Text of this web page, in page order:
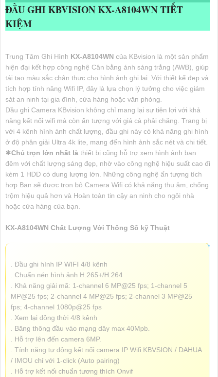
ĐẦU GHI KBVISIONKX-A8104WNTIẾT
KIỆM
Trung Tâm Ghi Hình KX-A8104WN của KBvision là một sản phẩm
hiện đại kết hợp công nghệ Cân bằng ánh sáng trắng (AWB), giúp
tái tạo màu sắc chân thực cho hình ảnh ghi lại. Với thiết kế đẹp và
tích hợp tính năng Wifi IP, đây là lựa chọn lý tưởng cho việc giám
sát an ninh tại gia đình, cửa hàng hoặc văn phòng.
Dầu ghi Camera KBvision không chỉ mang lại sự tiện lợi với khả
năng kết nối wifi mà còn ấn tượng với giá cả phải chăng. Trang bị
với 4 kênh hình ảnh chất lượng, đầu ghi này có khả năng ghi hình
ở độ phân giải Ultra 4k lite, mang đến hình ảnh sắc nét và chi tiết.
✱Chú trọn lớn nhất là thiết bị cũng hỗ trợ xem hình ảnh ban
đêm với chất lượng sáng đẹp, nhờ vào công nghệ hiệu suất cao đi
kèm 1 HDD có dung lượng lớn. Những công nghệ ấn tượng tích
hợp Bạn sẽ được trọn bộ Camera Wifi có khả năng thu âm, chống
trộm hiệu quả hơn và Hoàn toàn tin cậy an ninh cho ngôi nhà
hoặc cửa hàng của bạn.
KX-A8104WN Chất Lượng Với Thông Số kỹ Thuật
. Đầu ghi hình IP WIFI 4/8 kênh
. Chuẩn nén hình ảnh H.265+/H.264
. Khả năng giải mã: 1-channel 6 MP@25 fps; 1-channel 5
MP@25 fps; 2-channel 4 MP@25 fps; 2-channel 3 MP@25
fps; 4-channel 1080p@25 fps
. Xem lại đồng thời 4/8 kênh
. Băng thông đầu vào mạng dây max 40Mpb.
. Hỗ trợ lên đến camera 6MP.
. Tính năng tự động kết nối camera IP Wifi KBVSION / DAHUA
/ IMOU chỉ với 1-click (Auto pairing)
. Hỗ trợ kết nối chuẩn tương thích Onvif